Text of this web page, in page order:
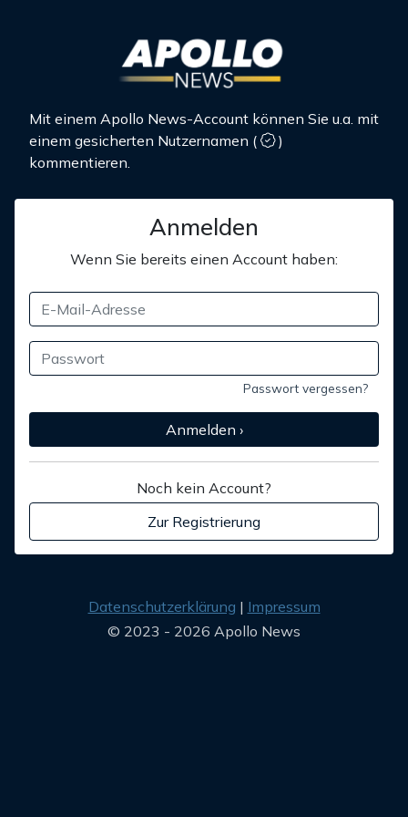
Mit einem Apollo News-Account können Sie u.a. mit
einem gesicherten Nutzernamen (
)
kommentieren.
Anmelden
Wenn Sie bereits einen Account haben:
Passwort vergessen?
Anmelden ›
Noch kein Account?
Zur Registrierung
Datenschutzerklärung
Impressum
© 2023 - 2026 Apollo News